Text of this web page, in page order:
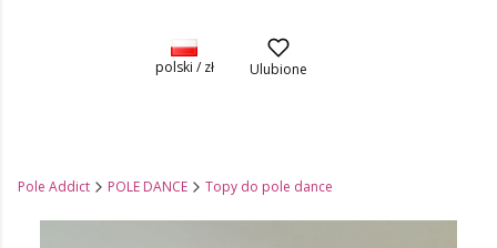
polski / zł Ulubione
Pole Addict POLE DANCE Topy do pole dance